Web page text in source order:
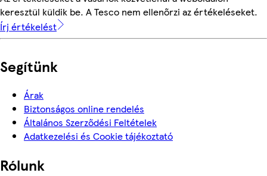
keresztül küldik be. A Tesco nem ellenőrzi az értékeléseket.
Írj értékelést
Segítünk
Árak
Biztonságos online rendelés
Általános Szerződési Feltételek
Adatkezelési és Cookie tájékoztató
Rólunk